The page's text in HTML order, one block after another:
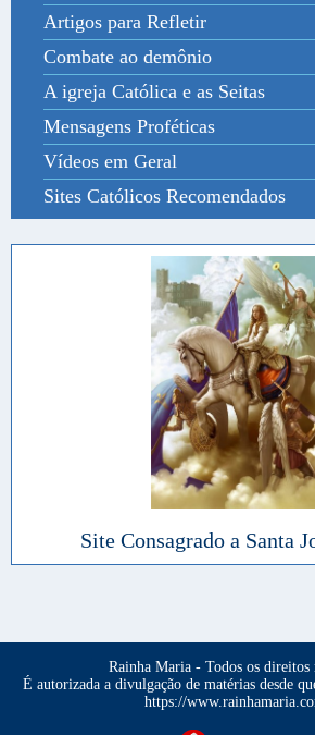
Artigos para Refletir
Combate ao demônio
A igreja Católica e as Seitas
Mensagens Proféticas
Vídeos em Geral
Sites Católicos Recomendados
Site Consagrado a Santa
Rainha Maria - Todos os direitos
É autorizada a divulgação de matérias desde
https://